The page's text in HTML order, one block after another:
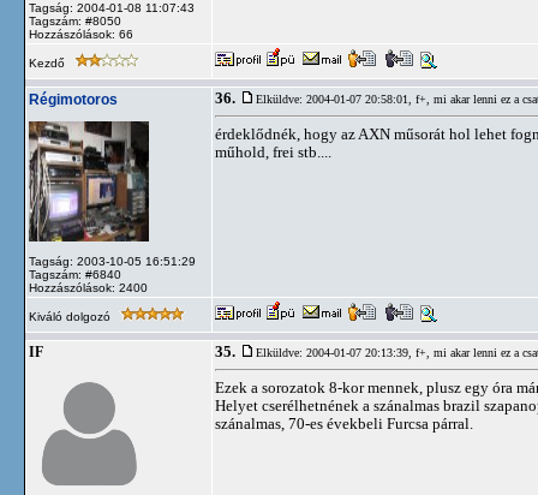
Tagság: 2004-01-08 11:07:43
Tagszám: #8050
Hozzászólások: 66
Kezdő
Régimotoros
Tagság: 2003-10-05 16:51:29
Tagszám: #6840
Hozzászólások: 2400
36. Elküldve: 2004-01-07 20:58:01, f+, mi akar lenni ez a
érdeklődnék, hogy az AXN műsorát hol lehet
műhold, frei stb....
Kiváló dolgozó
IF 35. Elküldve: 2004-01-07 20:13:39, f+, mi akar lenni ez a
Ezek a sorozatok 8-kor mennek, plusz egy óra
Helyet cserélhetnének a szánalmas brazil
szánalmas, 70-es évekbeli Furcsa párral.